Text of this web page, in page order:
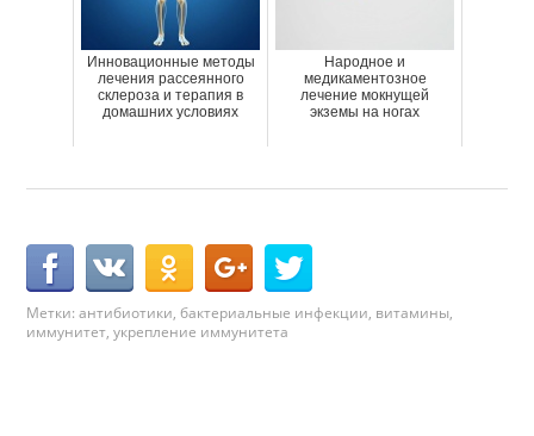
Инновационные методы
лечения рассеянного
склероза и терапия в
домашних условиях
Народное и
медикаментозное
лечение мокнущей
экземы на ногах
Метки:антибиотики,бактериальные инфекции, витамины,
иммунитет,укрепление иммунитета